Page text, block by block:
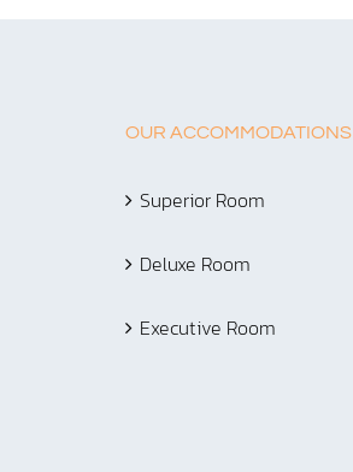
OUR ACCOMMODATIONS
Superior Room
Deluxe Room
Executive Room